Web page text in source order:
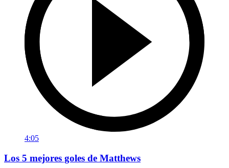
4:05
Los 5 mejores goles de Matthews